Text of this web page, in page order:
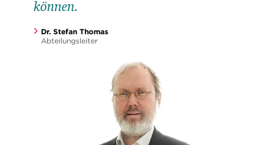
können.
Dr. Stefan Thomas
Abteilungsleiter